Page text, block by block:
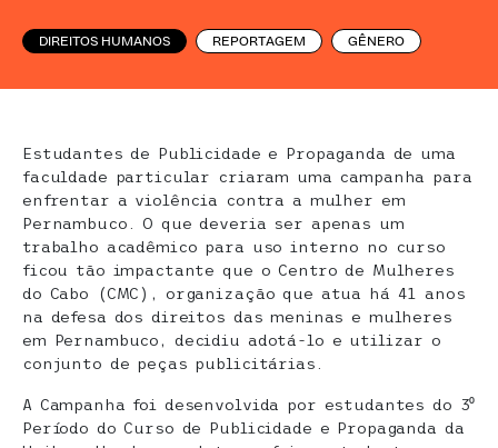
DIREITOS HUMANOS REPORTAGEM GÊNERO
Estudantes de Publicidade e Propaganda de uma
faculdade particular criaram uma campanha para
enfrentar a violência contra a mulher em
Pernambuco. O que deveria ser apenas um
trabalho acadêmico para uso interno no curso
ficou tão impactante que o Centro de Mulheres
do Cabo (CMC), organização que atua há 41 anos
na defesa dos direitos das meninas e mulheres
em Pernambuco, decidiu adotá-lo e utilizar o
conjunto de peças publicitárias.
A Campanha foi desenvolvida por estudantes do 3⁰
Período do Curso de Publicidade e Propaganda da